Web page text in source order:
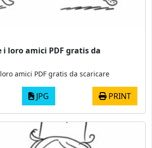
i loro amici PDF gratis da
amici PDF gratis da scaricare
JPG PRINT